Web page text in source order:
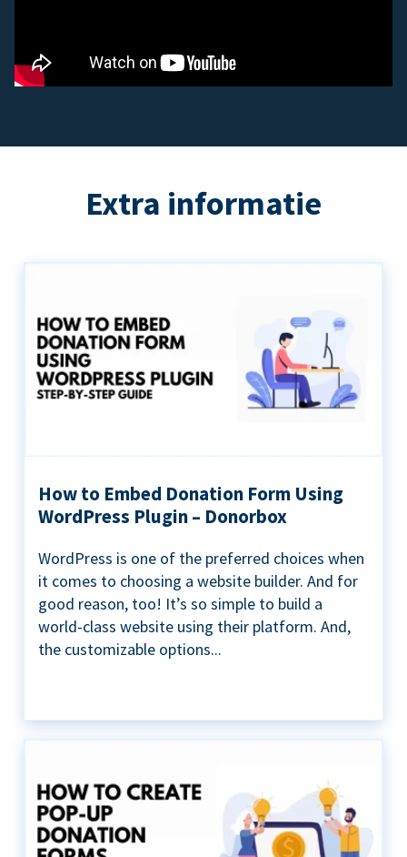
Extra informatie
How to Embed Donation Form Using
WordPress Plugin – Donorbox
WordPress is one of the preferred choices when
it comes to choosing a website builder. And for
good reason, too! It’s so simple to build a
world-class website using their platform. And,
the customizable options...